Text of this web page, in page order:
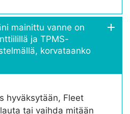
mainittu vanne on
ja TPMS-
korvataanko
hyväksytään, Fleet
tai vaihda mitään